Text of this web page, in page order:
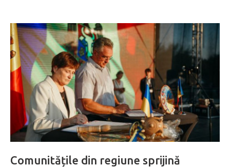
Comunitățile din regiune sprijină